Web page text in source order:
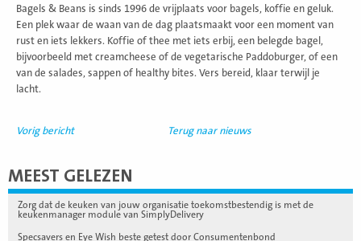
Bagels & Beans is sinds 1996 de vrijplaats voor bagels, koffie en geluk.
Een plek waar de waan van de dag plaatsmaakt voor een moment van
rust en iets lekkers. Koffie of thee met iets erbij, een belegde bagel,
bijvoorbeeld met creamcheese of de vegetarische Paddoburger, of een
van de salades, sappen of healthy bites. Vers bereid, klaar terwijl je
lacht.
Vorig bericht Terug naar nieuws
MEEST GELEZEN
Zorg dat de keuken van jouw organisatie toekomstbestendig is met de
keukenmanager module van SimplyDelivery
Specsavers en Eye Wish beste getest door Consumentenbond